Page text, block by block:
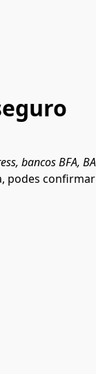
bancos BFA,
podes